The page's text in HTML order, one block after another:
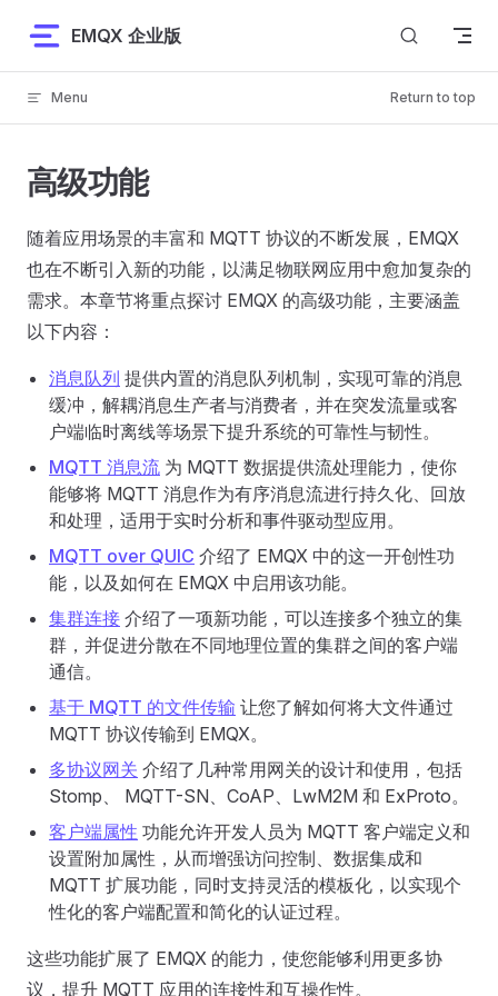
Skip to content
EMQX 企业版
Menu Return to top
高级功能
随着应用场景的丰富和 MQTT 协议的不断发展，EMQX
也在不断引入新的功能，以满足物联网应用中愈加复杂的
需求。本章节将重点探讨 EMQX 的高级功能，主要涵盖
以下内容：
消息队列 提供内置的消息队列机制，实现可靠的消息
缓冲，解耦消息生产者与消费者，并在突发流量或客
户端临时离线等场景下提升系统的可靠性与韧性。
MQTT 消息流 为 MQTT 数据提供流处理能力，使你
能够将 MQTT 消息作为有序消息流进行持久化、回放
和处理，适用于实时分析和事件驱动型应用。
MQTT over QUIC 介绍了 EMQX 中的这一开创性功
能，以及如何在 EMQX 中启用该功能。
集群连接 介绍了一项新功能，可以连接多个独立的集
群，并促进分散在不同地理位置的集群之间的客户端
通信。
基于 MQTT 的文件传输 让您了解如何将大文件通过
MQTT 协议传输到 EMQX。
多协议网关 介绍了几种常用网关的设计和使用，包括
Stomp、 MQTT-SN、CoAP、LwM2M 和 ExProto。
客户端属性 功能允许开发人员为 MQTT 客户端定义和
设置附加属性，从而增强访问控制、数据集成和
MQTT 扩展功能，同时支持灵活的模板化，以实现个
性化的客户端配置和简化的认证过程。
这些功能扩展了 EMQX 的能力，使您能够利用更多协
议，提升 MQTT 应用的连接性和互操作性。